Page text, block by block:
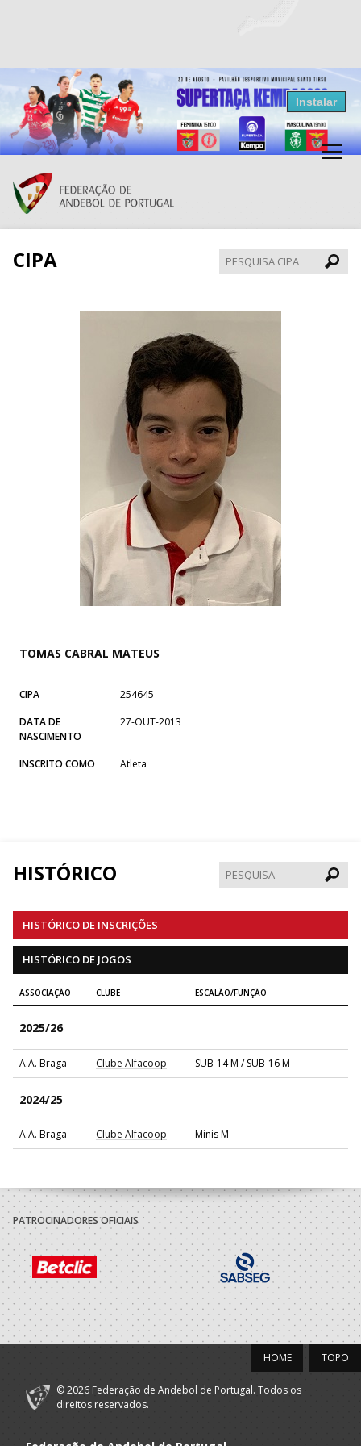
Resultados Andebol
Federação de Andebol de Portugal
Grátis - Disponivel na Play Store
Instalar
CIPA
CIPA
TOMAS CABRAL MATEUS
CIPA
254645
DATA DE
NASCIMENTO
27-OUT-2013
INSCRITO COMO Atleta
HISTÓRICO
HISTÓRICO DE INSCRIÇÕES
HISTÓRICO DE JOGOS
ASSOCIAÇÃO CLUBE ESCALÃO/FUNÇÃO
2025/26
A.A. Braga Clube Alfacoop SUB-14 M / SUB-16 M
2024/25
A.A. Braga Clube Alfacoop Minis M
PATROCINADORES OFICIAIS
TOPO
HOME
© 2026 Federação de Andebol de Portugal. Todos os
direitos reservados.